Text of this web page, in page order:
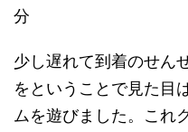
分
少し遅れて到着のせん
をということで見た目
ムを遊びました。これ